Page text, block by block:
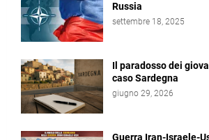
Russia
settembre 18, 2025
Il paradosso dei
caso Sardegna
giugno 29, 2026
Guerra Iran-Israele-